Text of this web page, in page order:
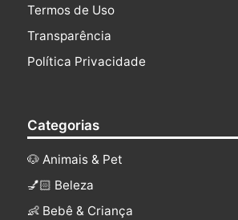
Termos de Uso
Transparência
Política Privacidade
Categorias
🐶 Animais & Pet
💅🏻 Beleza
👶 Bebê & Criança